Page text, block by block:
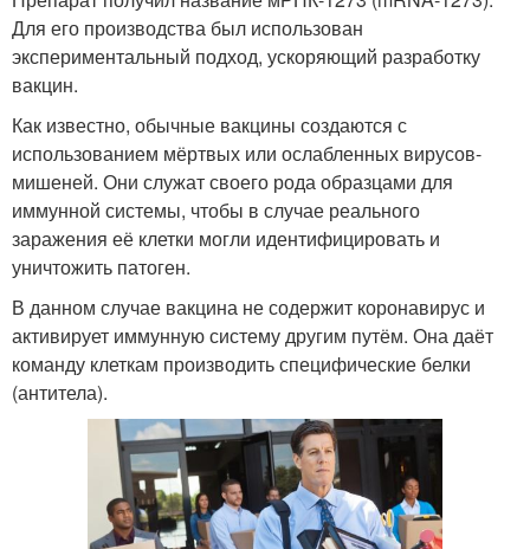
Для его производства был использован
экспериментальный подход, ускоряющий разработку
вакцин.
Как известно, обычные вакцины создаются с
использованием мёртвых или ослабленных вирусов-
мишеней. Они служат своего рода образцами для
иммунной системы, чтобы в случае реального
заражения её клетки могли идентифицировать и
уничтожить патоген.
В данном случае вакцина не содержит коронавирус и
активирует иммунную систему другим путём. Она даёт
команду клеткам производить специфические белки
(антитела).